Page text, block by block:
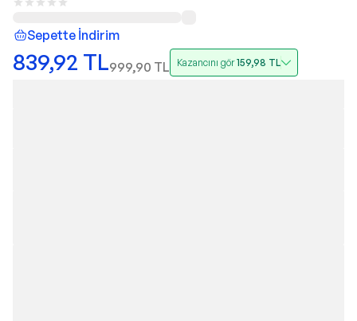
Sepette İndirim
839,92 TL999,90 TL Kazancını gör159,98 TL